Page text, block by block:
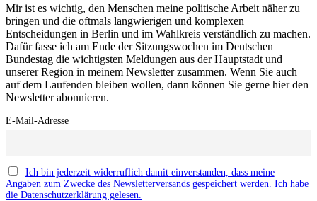
Mir ist es wichtig, den Menschen meine politische Arbeit näher zu
bringen und die oftmals langwierigen und komplexen
Entscheidungen in Berlin und im Wahlkreis verständlich zu machen.
Dafür fasse ich am Ende der Sitzungswochen im Deutschen
Bundestag die wichtigsten Meldungen aus der Hauptstadt und
unserer Region in meinem Newsletter zusammen. Wenn Sie auch
auf dem Laufenden bleiben wollen, dann können Sie gerne hier den
Newsletter abonnieren.
E-Mail-Adresse
Ich bin jederzeit widerruflich damit einverstanden, dass meine
Angaben zum Zwecke des Newsletterversands gespeichert werden. Ich habe
die Datenschutzerklärung gelesen.